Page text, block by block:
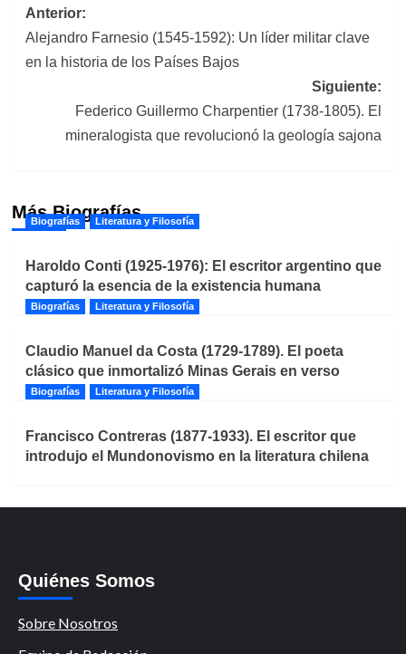
Navegación
de
Anterior:
Alejandro Farnesio (1545-1592): Un líder militar clave
en la historia de los Países Bajos
Siguiente:
Federico Guillermo Charpentier (1738-1805). El
mineralogista que revolucionó la geología sajona
Más Biografías
Biografías Literatura y Filosofía
Haroldo Conti (1925-1976): El escritor argentino que
capturó la esencia de la existencia humana
Biografías Literatura y Filosofía
Claudio Manuel da Costa (1729-1789). El poeta
clásico que inmortalizó Minas Gerais en verso
Biografías Literatura y Filosofía
Francisco Contreras (1877-1933). El escritor que
introdujo el Mundonovismo en la literatura chilena
Quiénes Somos
Sobre Nosotros